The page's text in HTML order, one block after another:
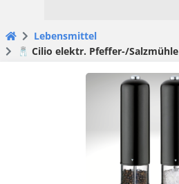
Lebensmittel
🧂 Cilio elektr. Pfeffer-/Salzmühle